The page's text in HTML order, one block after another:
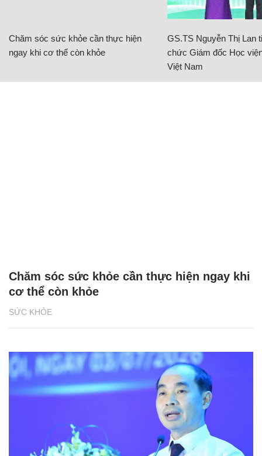
Chăm sóc sức khỏe cần thực hiện
ngay khi cơ thể còn khỏe
GS.TS Nguyễn Thị Lan
chức Giám đốc Học
Việt Nam
SỨC KHỎE
Chăm sóc sức khỏe cần thực hiện ngay khi
cơ thể còn khỏe